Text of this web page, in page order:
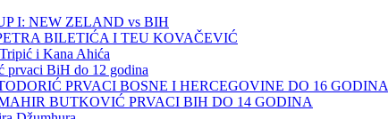
I: NEW ZELAND vs BIH
BILETIĆA I TEU KOVAČEVIĆ
i Kana Ahića
prvaci BiH do 12 godina
PRVACI BOSNE I HERCEGOVINE DO 16 GODINA
BUTKOVIĆ PRVACI BIH DO 14 GODINA